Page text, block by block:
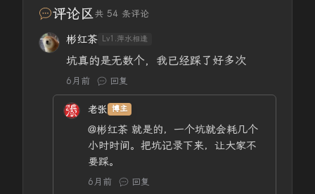
评论区共 54 条评论
彬红茶 Lv1.萍水相逢
坑真的是无数个，我已经踩了好多次
6月前 回复
老张 博主
@彬红茶 就是的，一个坑就会耗几个
小时时间。把坑记录下来，让大家不
要踩。
6月前 回复